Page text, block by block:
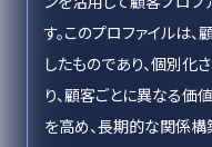
す。このプロファイルは
したものであり、個別化
り、顧客ごとに異なる価
を高め、長期的な関係構